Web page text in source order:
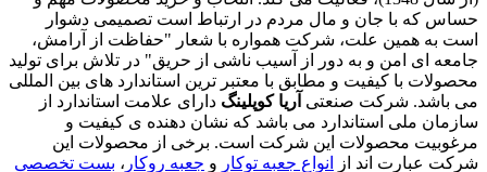
حساس که با جان و مال مردم در ارتباط است تصمیمی دشوار
است به همین علت، شرکت همواره با شعار "حفاظت از آرامش،
جامعه ای امن و به دور از آسیب ناشی از حریق" در تلاش برای تولید
محصولات با کیفیت و مطابق با معتبر ترین استاندارد های بین المللی
می باشد. شرکت صنعتی آریا کوپلینگ دارای علامت استاندارد از
سازمان ملی استاندارد می باشد که نشان دهنده ی کیفیت و
مرغوبیت محصولات این شرکت است. برخی از محصولات این
شرکت عبارت اند از
انواع جعبه توکار و جعبه روکار ، بست تخصصی